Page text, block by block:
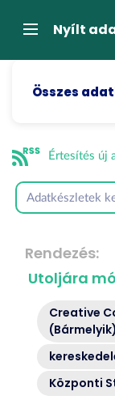
átugrásaNavigáció
Nyílt
Összes
Értesítés új
Rendezés
Creative
(Bármelyik)
Központi